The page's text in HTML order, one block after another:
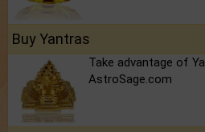
Buy Yantras
Take advantage of
AstroSage.com